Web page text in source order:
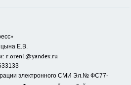
»
Е.В.
r.oren1@yandex.ru
электронного СМИ Эл.№ ФС77-